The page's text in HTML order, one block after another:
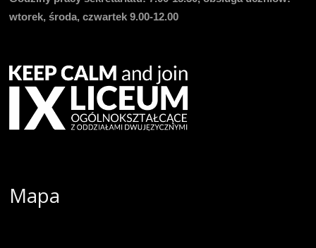
wtorek, środa, czwartek 9.00-12.00
Mapa